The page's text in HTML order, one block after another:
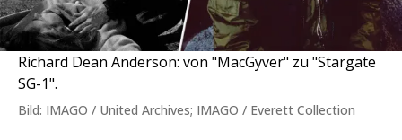
Richard Dean Anderson: von "MacGyver" zu "Stargate
SG-1".
Bild: IMAGO / United Archives; IMAGO / Everett Collection